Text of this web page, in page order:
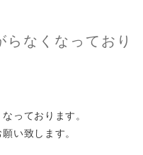
なくなっており
っております。
い致します。